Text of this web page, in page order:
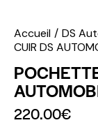
Accueil DS
CUIR DS
220.00€